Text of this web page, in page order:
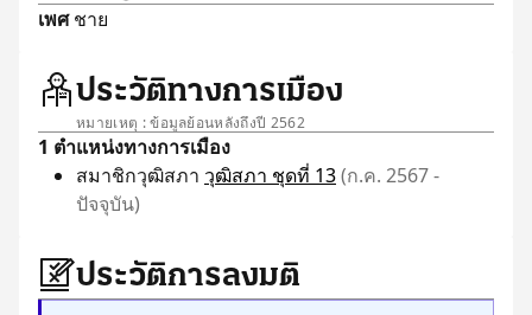
เพศชาย
ประวัติทางการเมือง
หมายเหตุ : ข้อมูลย้อนหลังถึงปี 2562
1 ตำแหน่งทางการเมือง
สมาชิกวุฒิสภา วุฒิสภา ชุดที่ 13(ก.ค. 2567 -
ปัจจุบัน)
ประวัติการลงมติ